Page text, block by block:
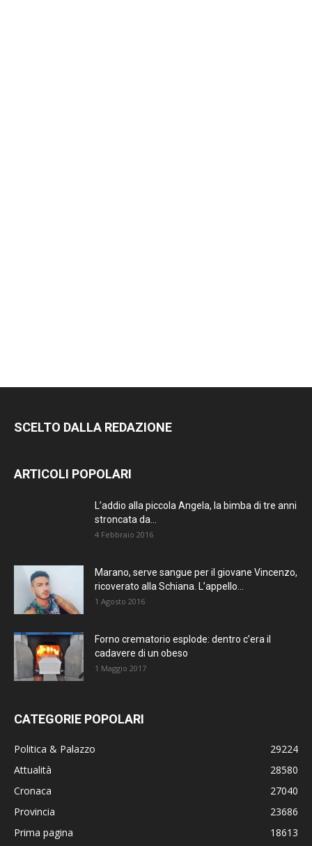
SCELTO DALLA REDAZIONE
ARTICOLI POPOLARI
L’addio alla piccola Angela, la bimba di tre anni
stroncata da...
4 Febbraio 2016
Marano, serve sangue per il giovane Vincenzo,
ricoverato alla Schiana. L’appello...
1 Agosto 2016
Forno crematorio esplode: dentro c’era il
cadavere di un obeso
1 Maggio 2017
CATEGORIE POPOLARI
Politica & Palazzo
29224
Attualità
28580
Cronaca
27040
Provincia
23686
Prima pagina
18613
METTI UN
MI PIACE!
TERRANOSTRA NEWS